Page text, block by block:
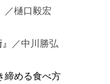
／樋口毅宏
／中川勝弘
締める食べ方